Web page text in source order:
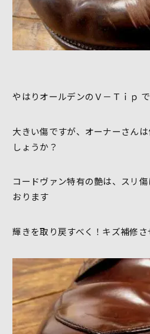
やはりオールデンのＶ－Ｔｉｐ で
大きい傷ですが、オーナーさん
しょうか？
コードヴァン特有の艶は、スリ
おります
輝きを取り戻すべく！キズ補修さ